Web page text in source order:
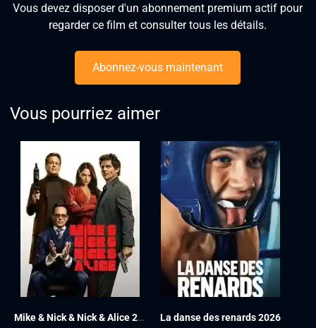
Vous devez disposer d'un abonnement premium actif pour
regarder ce film et consulter tous les détails.
Abonnez-vous maintenant
Vous pourriez aimer
Mike & Nick & Nick & Alice 2026 La danse des renards 2026